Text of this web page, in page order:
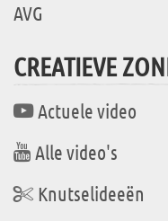
AVG
CREATIEVE
Actuele video
Alle video's
Knutselideeën